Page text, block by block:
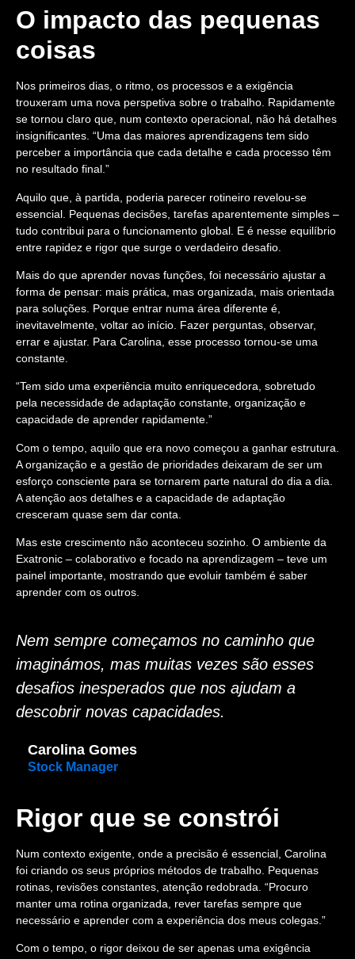
Nem sempre começamos no caminho que
imaginámos, mas muitas vezes são esses
desafios inesperados que nos ajudam a
descobrir novas capacidades.
Carolina Gomes
Stock Manager
Rigor que se constrói
Num contexto exigente, onde a precisão é essencial, Carolina
foi criando os seus próprios métodos de trabalho. Pequenas
rotinas, revisões constantes, atenção redobrada. “Procuro
manter uma rotina organizada, rever tarefas sempre que
necessário e aprender com a experiência dos meus colegas.”
Com o tempo, o rigor deixou de ser apenas uma exigência
O impacto das pequenas
coisas
Nos primeiros dias, o ritmo, os processos e a exigência
trouxeram uma nova perspetiva sobre o trabalho. Rapidamente
se tornou claro que, num contexto operacional, não há detalhes
insignificantes. “Uma das maiores aprendizagens tem sido
perceber a importância que cada detalhe e cada processo têm
no resultado final.”
Aquilo que, à partida, poderia parecer rotineiro revelou-se
essencial. Pequenas decisões, tarefas aparentemente simples –
tudo contribui para o funcionamento global. E é nesse equilíbrio
entre rapidez e rigor que surge o verdadeiro desafio.
Mais do que aprender novas funções, foi necessário ajustar a
forma de pensar: mais prática, mas organizada, mais orientada
para soluções. Porque entrar numa área diferente é,
inevitavelmente, voltar ao início. Fazer perguntas, observar,
errar e ajustar. Para Carolina, esse processo tornou-se uma
constante.
“Tem sido uma experiência muito enriquecedora, sobretudo
pela necessidade de adaptação constante, organização e
capacidade de aprender rapidamente.”
Com o tempo, aquilo que era novo começou a ganhar estrutura.
A organização e a gestão de prioridades deixaram de ser um
esforço consciente para se tornarem parte natural do dia a dia.
A atenção aos detalhes e a capacidade de adaptação
cresceram quase sem dar conta.
Mas este crescimento não aconteceu sozinho. O ambiente da
Exatronic – colaborativo e focado na aprendizagem – teve um
painel importante, mostrando que evoluir também é saber
aprender com os outros.